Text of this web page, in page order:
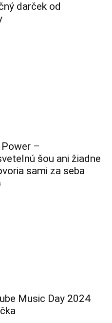
darček od
–
šou ani žiadne
sami za seba
Music Day 2024